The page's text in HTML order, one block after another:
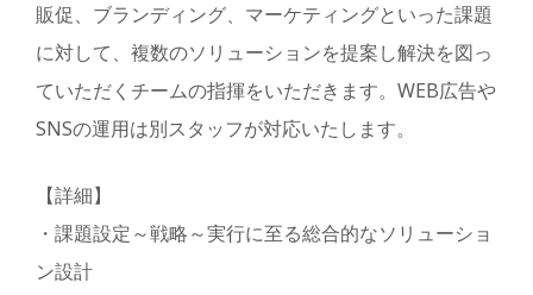
販促、ブランディング、マーケティングといった課題
に対して、複数のソリューションを提案し解決を図っ
ていただくチームの指揮をいただきます。WEB広告や
SNSの運用は別スタッフが対応いたします。
【詳細】
・課題設定～戦略～実行に至る総合的なソリューショ
ン設計